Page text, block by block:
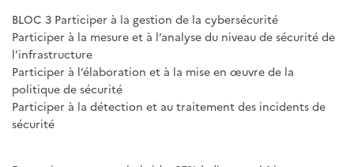
BLOC 3 Participer à la gestion de la cybersécurité
Participer à la mesure et à l’analyse du niveau de sécurité de
l’infrastructure
Participer à l’élaboration et à la mise en œuvre de la
politique de sécurité
Participer à la détection et au traitement des incidents de
sécurité